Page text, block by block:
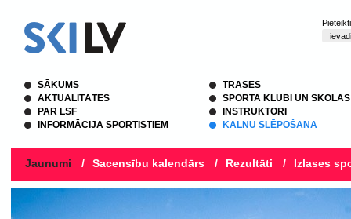
SĀKUMS
AKTUALITĀTES
PAR LSF
INFORMĀCIJA SPORTISTIEM
TRASES
SPORTA KLUBI UN SKOLAS
INSTRUKTORI
KALNU SLĒPOŠANA
Jaunumi / Sacensību kalendārs / Rezultāti / Izlases